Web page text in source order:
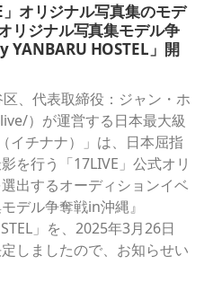
オリジナル写真集のモデ
リジナル写真集モデル争
HOSTEL」開
、代表取締役：ジャン・ホ
）が運営する日本最大級
イチナナ）」は、日本屈指
を行う「17LIVE」公式オリ
出するオーディションイベ
デル争奪戦in沖縄』
」を、2025年3月26日
しましたので、お知らせい